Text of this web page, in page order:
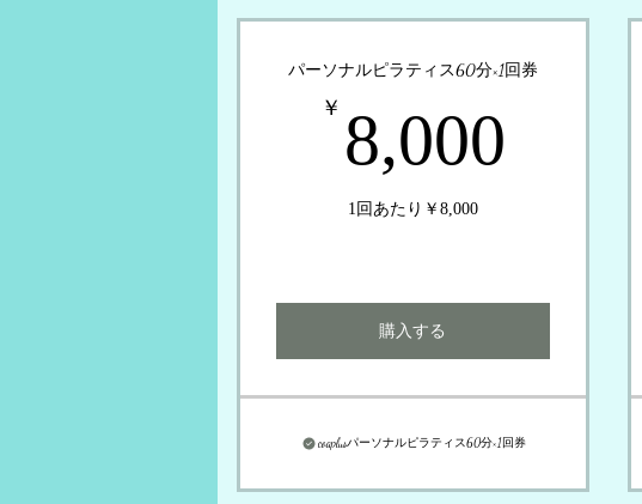
パーソナルピラティス60分×1回券
￥ 8,000
1回あたり￥8,000
購入する
coaplusパーソナルピラティス60分×1回券